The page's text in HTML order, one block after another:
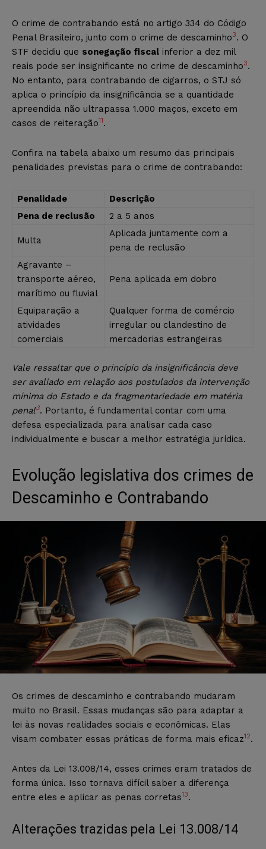
O crime de contrabando está no artigo 334 do Código
Penal Brasileiro, junto com o crime de descaminho3. O
STF decidiu que sonegação fiscal inferior a dez mil
reais pode ser insignificante no crime de descaminho3.
No entanto, para contrabando de cigarros, o STJ só
aplica o princípio da insignificância se a quantidade
apreendida não ultrapassa 1.000 maços, exceto em
casos de reiteração11.
Confira na tabela abaixo um resumo das principais
penalidades previstas para o crime de contrabando:
Penalidade
Descrição
Pena de reclusão
2 a 5 anos
Multa
Aplicada juntamente com a
pena de reclusão
Agravante –
transporte aéreo,
marítimo ou fluvial
Pena aplicada em dobro
Equiparação a
atividades
comerciais
Qualquer forma de comércio
irregular ou clandestino de
mercadorias estrangeiras
Vale ressaltar que o princípio da insignificância deve
ser avaliado em relação aos postulados da intervenção
mínima do Estado e da fragmentariedade em matéria
penal3. Portanto, é fundamental contar com uma
defesa especializada para analisar cada caso
individualmente e buscar a melhor estratégia jurídica.
Evolução legislativa dos crimes de
Descaminho e Contrabando
Os crimes de descaminho e contrabando mudaram
muito no Brasil. Essas mudanças são para adaptar a
lei às novas realidades sociais e econômicas. Elas
visam combater essas práticas de forma mais eficaz12.
Antes da Lei 13.008/14, esses crimes eram tratados de
forma única. Isso tornava difícil saber a diferença
entre eles e aplicar as penas corretas13.
Alterações trazidas pela Lei 13.008/14